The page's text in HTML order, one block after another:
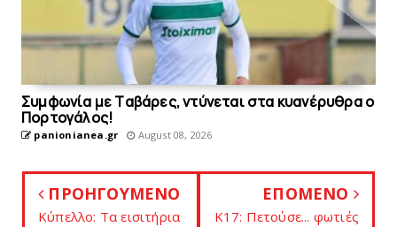
Συμφωνία με Tαβάρες, ντύνεται στα κυανέρυθρα ο
Πορτογάλος!
panionianea.gr August 08, 2026
ΠΡΟΗΓΟΥΜΕΝΟ
Κύπελλο: Tα εισιτήρια
ΕΠΟΜΕΝΟ
K17: Πετούσε... φωτιές